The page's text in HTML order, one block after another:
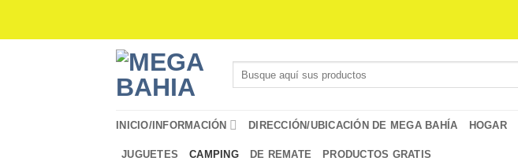
INICIO/INFORMACIÓN DIRECCIÓN/UBICACIÓN DE MEGA BAHÍA HOGAR
JUGUETES CAMPING DE REMATE PRODUCTOS GRATIS